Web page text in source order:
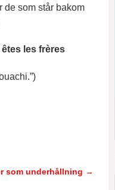
de som står bakom
les frères
som underhållning →